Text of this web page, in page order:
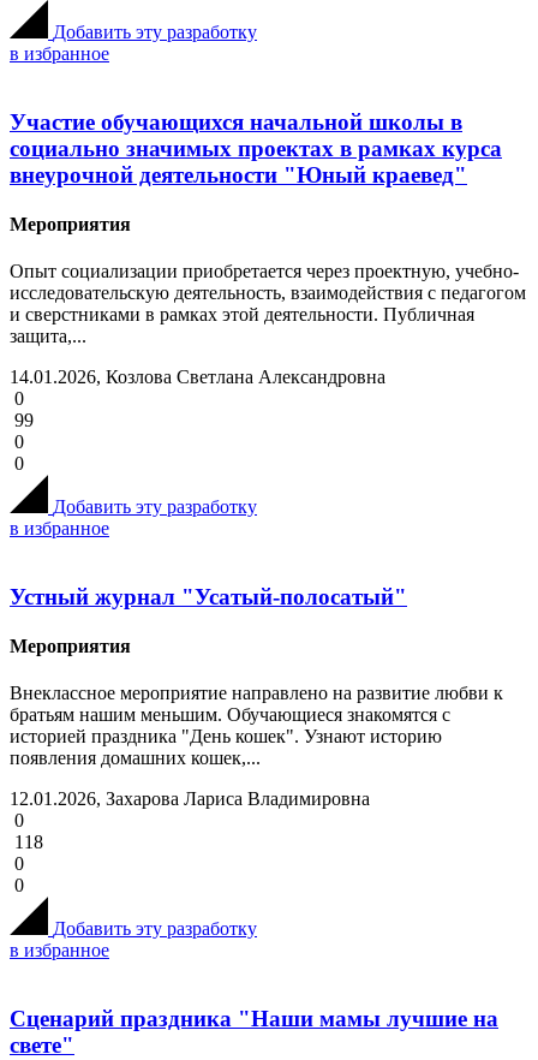
Добавить эту разработку
в избранное
Участие обучающихся начальной школы в
социально значимых проектах в рамках курса
внеурочной деятельности "Юный краевед"
Мероприятия
Опыт социализации приобретается через проектную, учебно-
исследовательскую деятельность, взаимодействия с педагогом
и сверстниками в рамках этой деятельности. Публичная
защита,...
14.01.2026, Козлова Светлана Александровна
0
99
0
0
Добавить эту разработку
в избранное
Устный журнал "Усатый-полосатый"
Мероприятия
Внеклассное мероприятие направлено на развитие любви к
братьям нашим меньшим. Обучающиеся знакомятся с
историей праздника "День кошек". Узнают историю
появления домашних кошек,...
12.01.2026, Захарова Лариса Владимировна
0
118
0
0
Добавить эту разработку
в избранное
Сценарий праздника "Наши мамы лучшие на
свете"